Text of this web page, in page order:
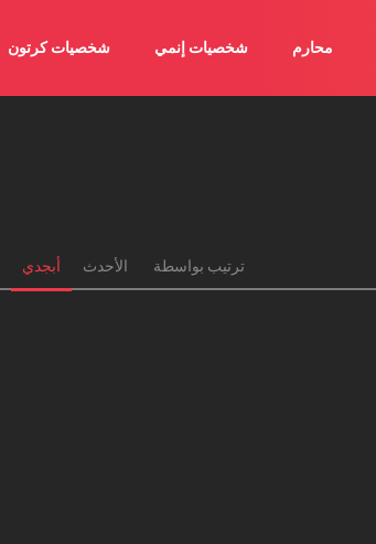
محارم شخصيات إنمي شخصيات كرتون
ترتيب بواسطة الأحدث أبجدي